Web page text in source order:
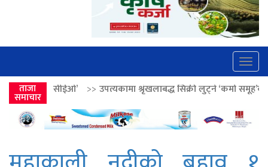
ताजा
समाचार
>>उपत्यकामा श्रृंखलाबद्ध सिक्री लुट्ने ‘कर्मा समूह’का नाइकेसहित पाँच